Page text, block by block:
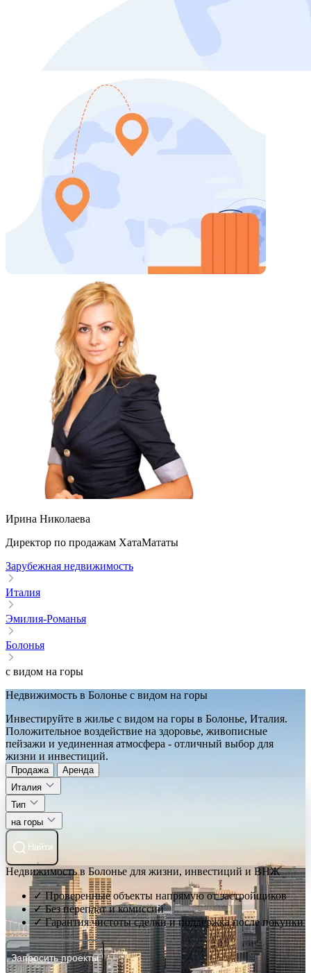
Ирина Николаева
Директор по продажам ХатаМататы
Зарубежная недвижимость
Италия
Эмилия-Романья
Болонья
с видом на горы
Недвижимость в Болонье с видом на горы
Инвестируйте в жилье с видом на горы в Болонье, Италия.
Положительное воздействие на здоровье, живописные
пейзажи и уединенная атмосфера - отличный выбор для
жизни и инвестиций.
Продажа
Аренда
Италия
Тип
на горы
Найти
Недвижимость в Болонье для жизни, инвестиций и ВНЖ
✓ Проверенные объекты напрямую от застройщиков
✓ Без переплат и комиссий
✓ Гарантия чистоты сделки и поддержка после покупки
Запросить проекты